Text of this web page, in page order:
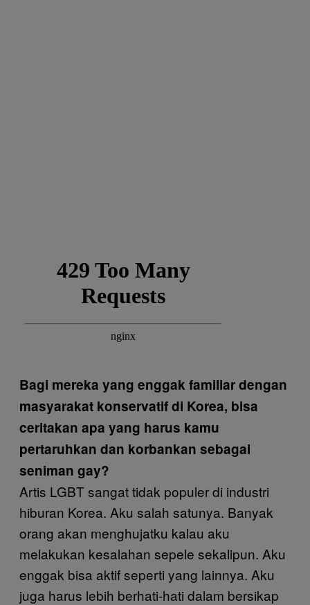
Bagi mereka yang enggak familiar dengan
masyarakat konservatif di Korea, bisa
ceritakan apa yang harus kamu
pertaruhkan dan korbankan sebagai
seniman gay?
Artis LGBT sangat tidak populer di industri
hiburan Korea. Aku salah satunya. Banyak
orang akan menghujatku kalau aku
melakukan kesalahan sepele sekalipun. Aku
enggak bisa aktif seperti yang lainnya. Aku
juga harus lebih berhati-hati dalam bersikap